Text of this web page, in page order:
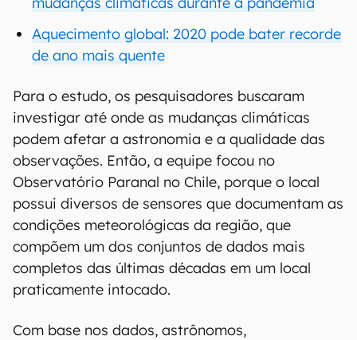
Aquecimento global: 2020 pode bater recorde
de ano mais quente
Para o estudo, os pesquisadores buscaram
investigar até onde as mudanças climáticas
podem afetar a astronomia e a qualidade das
observações. Então, a equipe focou no
Observatório Paranal no Chile, porque o local
possui diversos de sensores que documentam as
condições meteorológicas da região, que
compõem um dos conjuntos de dados mais
completos das últimas décadas em um local
praticamente intocado.
Com base nos dados, astrônomos,